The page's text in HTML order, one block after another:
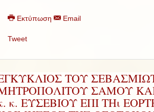
Εκτύπωση Email
Tweet
ΤΟΥ
ΣΑΜΟΥ ΚΑΙ
κ. ΕΥΣΕΒΙΟΥ ΕΠΙ ΤΗι